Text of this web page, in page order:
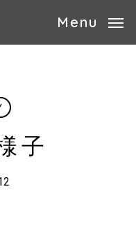
Menu
子